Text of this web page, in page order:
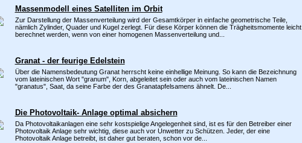
Massenmodell eines Satelliten im Orbit
Zur Darstellung der Massenverteilung wird der Gesamtkörper in einfache geometrische Teile,
nämlich Zylinder, Quader und Kugel zerlegt. Für diese Körper können die Trägheitsmomente leicht
berechnet werden, wenn von einer homogenen Massenverteilung und...
Granat - der feurige Edelstein
Über die Namensbedeutung Granat herrscht keine einhellige Meinung. So kann die Bezeichnung
vom lateinischen Wort "granum", Korn, abgeleitet sein oder auch vom lateinischen Namen
"granatus", Saat, da seine Farbe der des Granatapfelsamens ähnelt. De...
Die Photovoltaik- Anlage optimal absichern
Da Photovoltaikanlagen eine sehr kostspielige Angelegenheit sind, ist es für den Betreiber einer
Photovoltaik Anlage sehr wichtig, diese auch vor Unwetter zu Schützen. Jeder, der eine
Photovoltaik Anlage betreibt, ist daher gut beraten, schon vor de...